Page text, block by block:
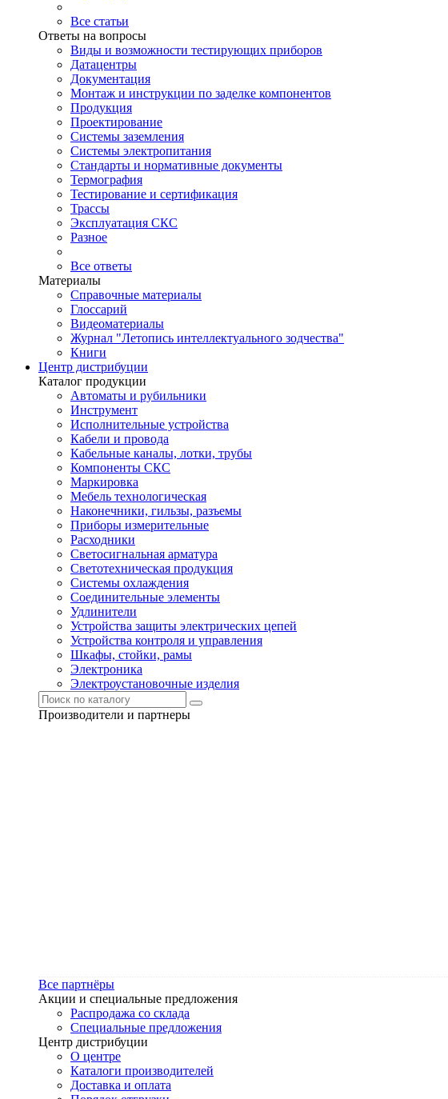
Все статьи
Ответы на вопросы
Виды и возможности тестирующих приборов
Датацентры
Документация
Монтаж и инструкции по заделке компонентов
Продукция
Проектирование
Системы заземления
Системы электропитания
Стандарты и нормативные документы
Термография
Тестирование и сертификация
Трассы
Эксплуатация СКС
Разное
Все ответы
Материалы
Справочные материалы
Глоссарий
Видеоматериалы
Журнал "Летопись интеллектуального зодчества"
Книги
Центр дистрибуции
Каталог продукции
Автоматы и рубильники
Инструмент
Исполнительные устройства
Кабели и провода
Кабельные каналы, лотки, трубы
Компоненты СКС
Маркировка
Мебель технологическая
Наконечники, гильзы, разъемы
Приборы измерительные
Расходники
Светосигнальная арматура
Светотехническая продукция
Системы охлаждения
Соединительные элементы
Удлинители
Устройства защиты электрических цепей
Устройства контроля и управления
Шкафы, стойки, рамы
Электроника
Электроустановочные изделия
Производители и партнеры
Все партнёры
Акции и специальные предложения
Распродажа со склада
Специальные предложения
Центр дистрибуции
О центре
Каталоги производителей
Доставка и оплата